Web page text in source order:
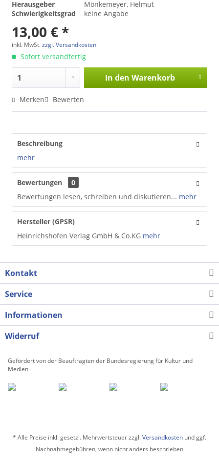
Herausgeber
Mönkemeyer, Helmut
Schwierigkeitsgrad
keine Angabe
13,00 € *
inkl. MwSt.zzgl. Versandkosten
Sofort versandfertig
In den Warenkorb
Merken Bewerten
Beschreibung
mehr
Bewertungen
0
Bewertungen lesen, schreiben und diskutieren... mehr
Hersteller (GPSR)
Heinrichshofen Verlag GmbH & Co.KG mehr
Kontakt
Service
Informationen
Widerruf
Gefördert von der Beauftragten der Bundesregierung für Kultur und
Medien
* Alle Preise inkl. gesetzl. Mehrwertsteuer zzgl.Versandkosten und ggf.
Nachnahmegebühren, wenn nicht anders beschrieben